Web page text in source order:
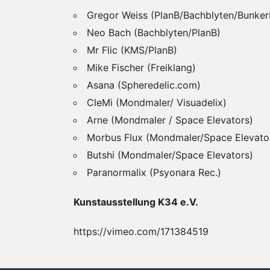
Gregor Weiss (PlanB/Bachblyten/
Neo Bach (Bachblyten/PlanB)
Mr Flic (KMS/PlanB)
Mike Fischer (Freiklang)
Asana (Spheredelic.com)
CleMi (Mondmaler/ Visuadelix)
Arne (Mondmaler / Space Elevators)
Morbus Flux (Mondmaler/Space
Butshi (Mondmaler/Space Elevators)
Paranormalix (Psyonara Rec.)
Kunstausstellung K34 e.V.
https://vimeo.com/171384519